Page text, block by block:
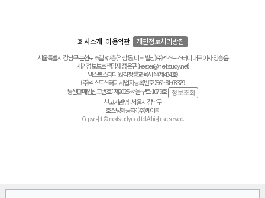
회사소개 이용약관 개인정보처리방침
서울특별시 강남구 논현로75길 8, 2층(역삼동, 비드 빌딩) ㈜넥스트스터디 대표이사 양승윤
개인정보보호책임자 정운규 (keeper@nextstudy.net)
넥스트스터디 원격평생교육시설(제434호)
(주)넥스트스터디 사업자등록번호 : 561-81-03379
통신판매업신고번호 : 제2025-서울구로-1079호
신고기관명 : 서울시 강남구
호스팅제공자 : (주)케이티
Copyright © nextstudy.co.,Ltd. All rights reserved.